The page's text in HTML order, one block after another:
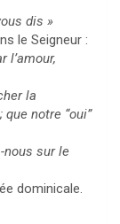
dis »
le Seigneur :
l’amour,
la
notre “oui”
sur le
dominicale.